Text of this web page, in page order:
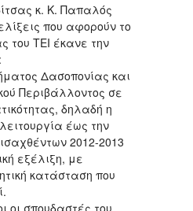
κ. Κ. Παπαλός
που αφορούν το
του ΤΕΙ έκανε την
Δασοπονίας και
Περιβάλλοντος σε
δηλαδή η
έως την
2012-2013
εξέλιξη, με
κατάσταση που
οι σπουδαστές του